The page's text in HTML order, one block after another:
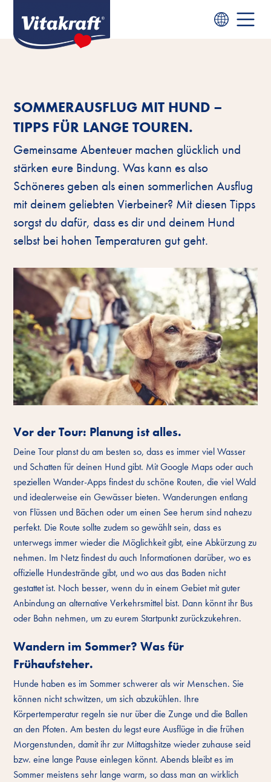
SOMMERAUSFLUG MIT HUND –
TIPPS FÜR LANGE TOUREN.
Gemeinsame Abenteuer machen glücklich und
stärken eure Bindung. Was kann es also
Schöneres geben als einen sommerlichen Ausflug
mit deinem geliebten Vierbeiner? Mit diesen Tipps
sorgst du dafür, dass es dir und deinem Hund
selbst bei hohen Temperaturen gut geht.
Vor der Tour: Planung ist alles.
Deine Tour planst du am besten so, dass es immer viel Wasser
und Schatten für deinen Hund gibt. Mit Google Maps oder auch
speziellen Wander-Apps findest du schöne Routen, die viel Wald
und idealerweise ein Gewässer bieten. Wanderungen entlang
von Flüssen und Bächen oder um einen See herum sind nahezu
perfekt. Die Route sollte zudem so gewählt sein, dass es
unterwegs immer wieder die Möglichkeit gibt, eine Abkürzung zu
nehmen. Im Netz findest du auch Informationen darüber, wo es
offizielle Hundestrände gibt, und wo aus das Baden nicht
gestattet ist. Noch besser, wenn du in einem Gebiet mit guter
Anbindung an alternative Verkehrsmittel bist. Dann könnt ihr Bus
oder Bahn nehmen, um zu eurem Startpunkt zurückzukehren.
Wandern im Sommer? Was für
Frühaufsteher.
Hunde haben es im Sommer schwerer als wir Menschen. Sie
können nicht schwitzen, um sich abzukühlen. Ihre
Körpertemperatur regeln sie nur über die Zunge und die Ballen
an den Pfoten. Am besten du legst eure Ausflüge in die frühen
Morgenstunden, damit ihr zur Mittagshitze wieder zuhause seid
bzw. eine lange Pause einlegen könnt. Abends bleibt es im
Sommer meistens sehr lange warm, so dass man an wirklich